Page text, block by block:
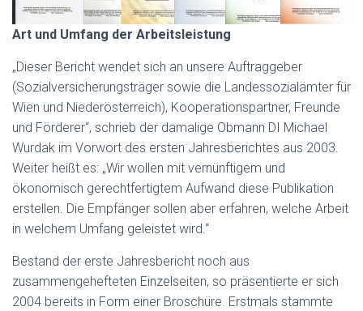
Art und Umfang der Arbeitsleistung
„Dieser Bericht wendet sich an unsere Auftraggeber
(Sozialversicherungsträger sowie die Landessozialämter für
Wien und Niederösterreich), Kooperationspartner, Freunde
und Förderer“, schrieb der damalige Obmann DI Michael
Wurdak im Vorwort des ersten Jahresberichtes aus 2003.
Weiter heißt es: „Wir wollen mit vernünftigem und
ökonomisch gerechtfertigtem Aufwand diese Publikation
erstellen. Die Empfänger sollen aber erfahren, welche Arbeit
in welchem Umfang geleistet wird.“
Bestand der erste Jahresbericht noch aus
zusammengehefteten Einzelseiten, so präsentierte er sich
2004 bereits in Form einer Broschüre. Erstmals stammte